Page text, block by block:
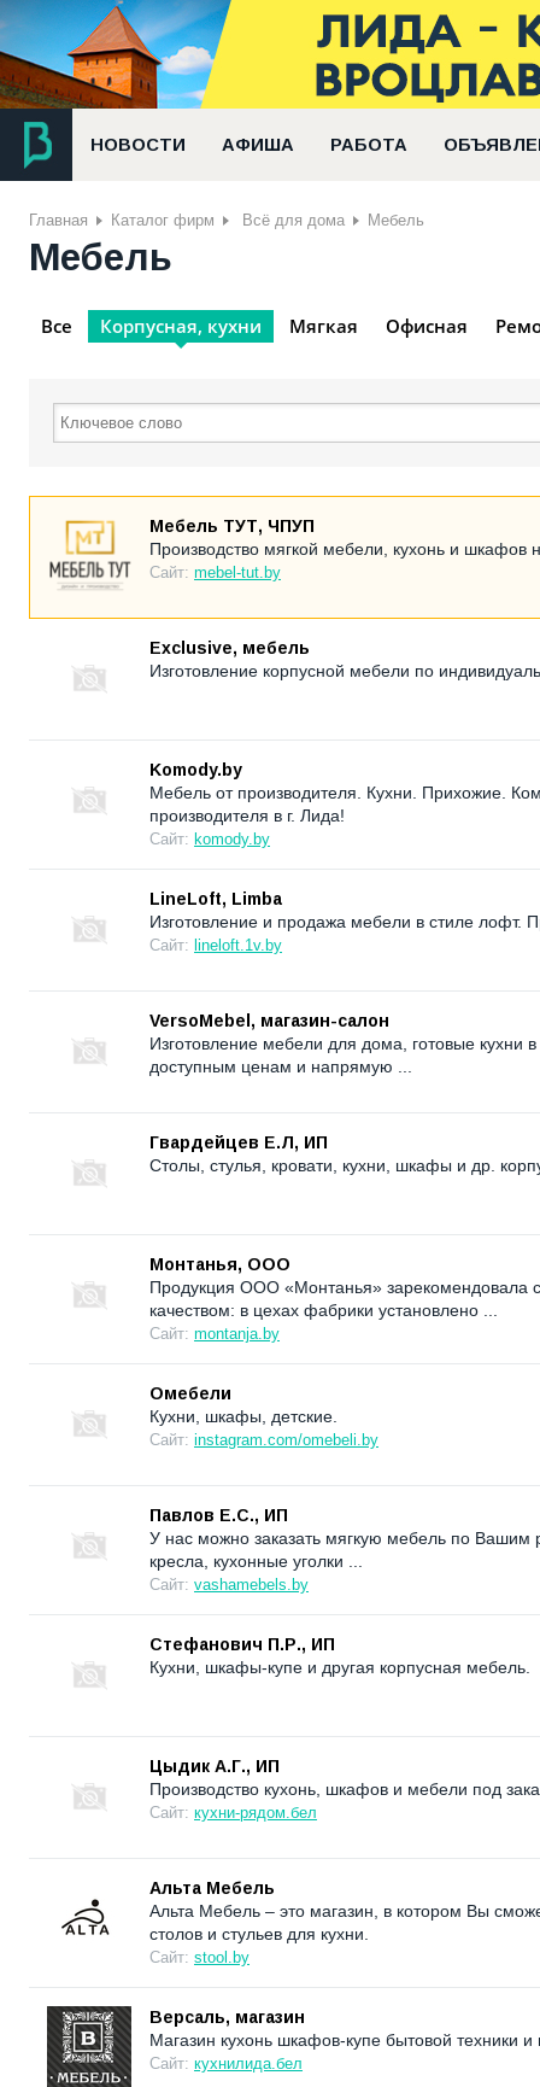
НОВОСТИ АФИША РАБОТА
Главная Каталог фирм Всё для дома Мебель
Мебель
Все Корпусная, кухни Мягкая Офисная
Мебель ТУТ, ЧПУП
Производство мягкой мебели, кухонь и шкафов
Сайт: mebel-tut.by
Exclusive, мебель
Изготовление корпусной мебели по
Komody.by
Мебель от производителя. Кухни. Прихожие.
производителя в г. Лида!
Сайт: komody.by
LineLoft, Limba
Изготовление и продажа мебели в стиле лофт.
Сайт: lineloft.1v.by
VersoMebel, магазин-салон
Изготовление мебели для дома, готовые
доступным ценам и напрямую ...
Гвардейцев Е.Л, ИП
Столы, стулья, кровати, кухни, шкафы и др.
Монтанья, ООО
Продукция ООО «Монтанья» зарекомендовала
качеством: в цехах фабрики установлено ...
Сайт: montanja.by
Омебели
Кухни, шкафы, детские.
Сайт: instagram.com/omebeli.by
Павлов Е.С., ИП
У нас можно заказать мягкую мебель по
кресла, кухонные уголки ...
Сайт: vashamebels.by
Стефанович П.Р., ИП
Кухни, шкафы-купе и другая корпусная мебель.
Цыдик А.Г., ИП
Производство кухонь, шкафов и мебели под
Сайт: кухни-рядом.бел
Альта Мебель
Альта Мебель – это магазин, в котором Вы
столов и стульев для кухни.
Сайт: stool.by
Версаль, магазин
Магазин кухонь шкафов-купе бытовой техники
Сайт: кухнилида.бел